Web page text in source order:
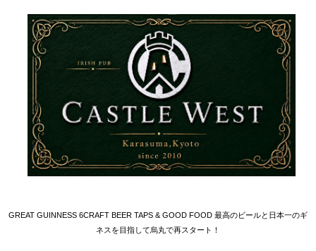
GREAT GUINNESS 6CRAFT BEER TAPS & GOOD FOOD 最高のビールと日本一のギ
ネスを目指して烏丸で再スタート！